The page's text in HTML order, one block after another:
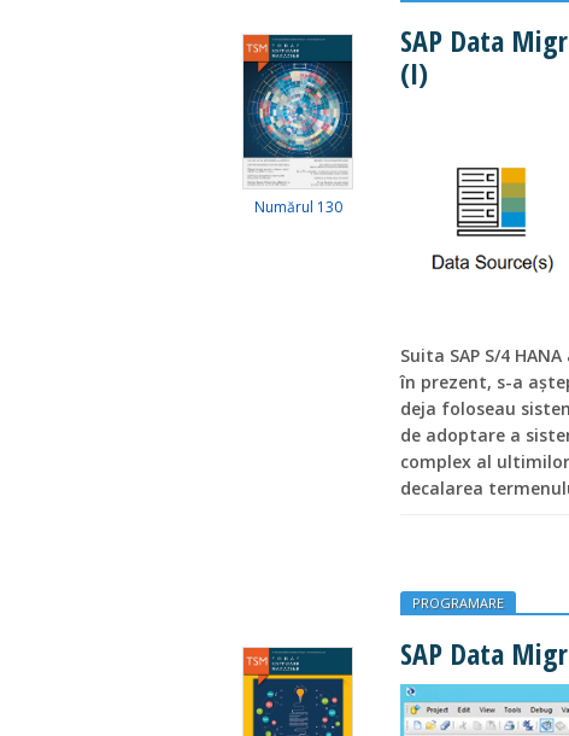
Numărul 130
SAP Data
(I)
Suita SAP S/4
în prezent, s-a
deja foloseau
de adoptare a
complex al
decalarea
PROGRAMARE
SAP Data